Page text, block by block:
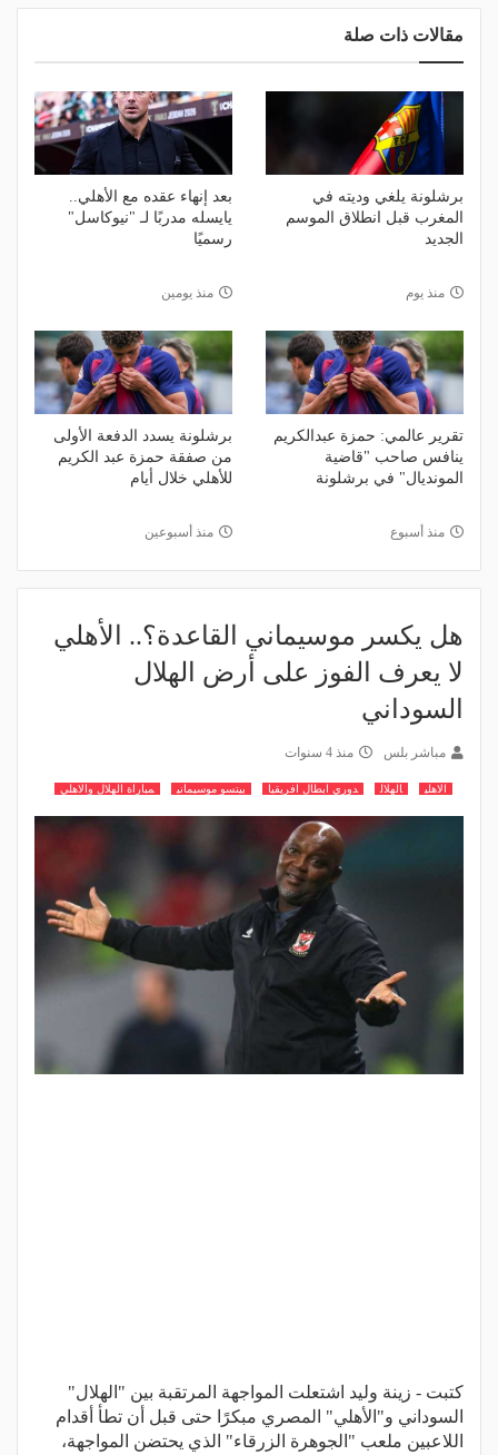
مقالات ذات صلة
برشلونة يلغي وديته في
المغرب قبل انطلاق الموسم
الجديد
منذ يوم
بعد إنهاء عقده مع الأهلي..
يايسله مدربًا لـ "نيوكاسل"
رسميًا
منذ يومين
تقرير عالمي: حمزة عبدالكريم
ينافس صاحب "قاضية
المونديال" في برشلونة
منذ أسبوع
برشلونة يسدد الدفعة الأولى
من صفقة حمزة عبد الكريم
للأهلي خلال أيام
منذ أسبوعين
هل يكسر موسيماني القاعدة؟.. الأهلي
لا يعرف الفوز على أرض الهلال
السوداني
مباشر بلس منذ 4 سنوات
الاهلي الهلال دوري ابطال افريقيا بيتسو موسيماني مباراة الهلال والاهلي
كتبت - زينة وليد اشتعلت المواجهة المرتقبة بين "الهلال"
السوداني و"الأهلي" المصري مبكرًا حتى قبل أن تطأ أقدام
اللاعبين ملعب "الجوهرة الزرقاء" الذي يحتضن المواجهة،